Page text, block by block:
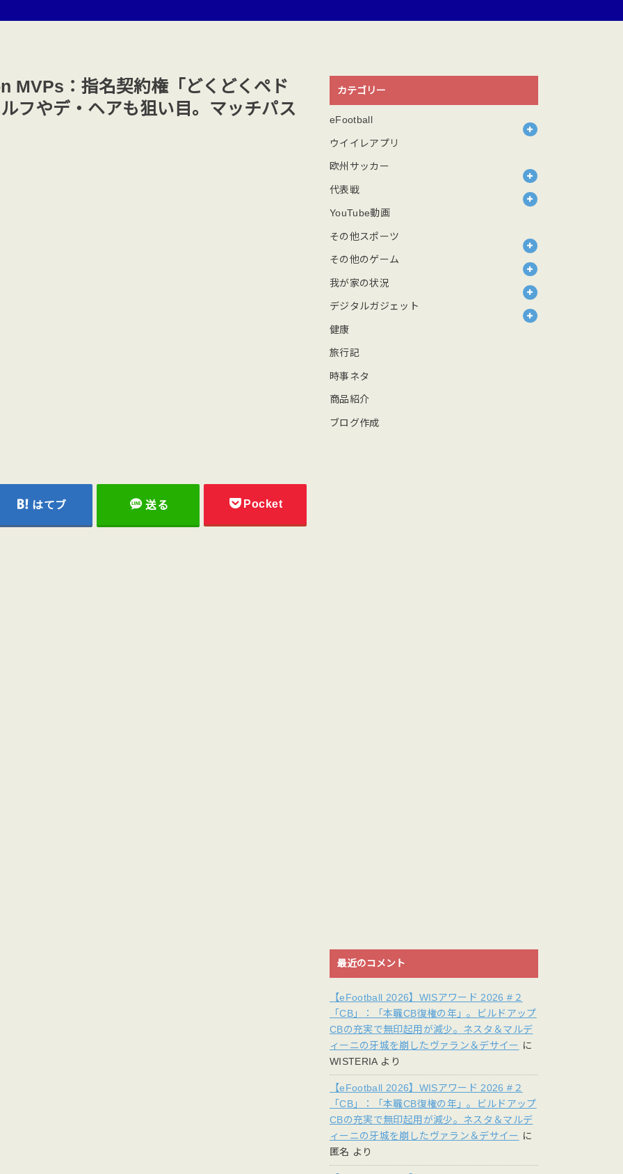
MVPs：指名契約権「どくどくペド
フやデ・ヘアも狙い目。マッチパス
はてブ 送る Pocket
カテゴリー
eFootball
ウイイレアプリ
欧州サッカー
代表戦
YouTube動画
その他スポーツ
その他のゲーム
我が家の状況
デジタルガジェット
健康
旅行記
時事ネタ
商品紹介
ブログ作成
最近のコメント
【eFootball 2026】WISアワード 2026 #２
「CB」：「本職CB復権の年」。ビルドアップ
CBの充実で無印起用が減少。ネスタ＆マルデ
ィーニの牙城を崩したヴァラン＆デサイー に
WISTERIAより
【eFootball 2026】WISアワード 2026 #２
「CB」：「本職CB復権の年」。ビルドアップ
CBの充実で無印起用が減少。ネスタ＆マルデ
ィーニの牙城を崩したヴァラン＆デサイー に
匿名 より